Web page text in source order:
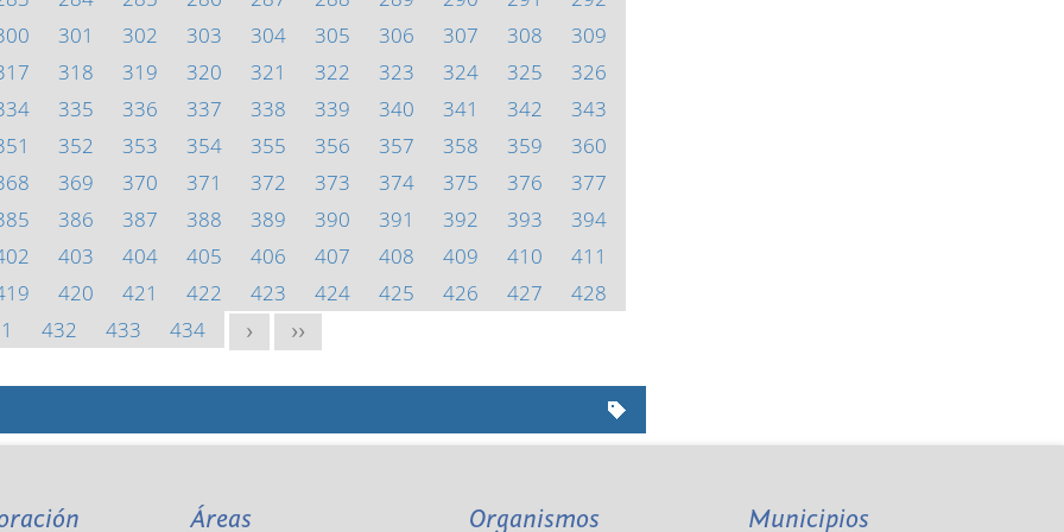
301 302 303 304 305 306 307 308
309
318 319 320 321 322 323 324 325
326
335 336 337 338 339 340 341 342
343
352 353 354 355 356 357 358 359
360
369 370 371 372 373 374 375 376
377
386 387 388 389 390 391 392 393
394
403 404 405 406 407 408 409 410
411
420 421 422 423 424 425 426 427
428
432 433 434 > >>
Áreas Organismos Municipios